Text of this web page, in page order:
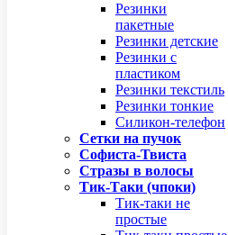
Резинки
пакетные
Резинки детские
Резинки с
пластиком
Резинки текстиль
Резинки тонкие
Силикон-телефон
Сетки на пучок
Софиста-Твиста
Стразы в волосы
Тик-Таки (чпоки)
Тик-таки не
простые